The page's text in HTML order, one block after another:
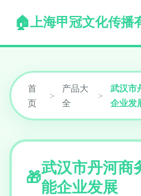
上海甲冠文化传播
首
页
>
产品大
全
>
武汉市
企业发
武汉市丹河商
能企业发展